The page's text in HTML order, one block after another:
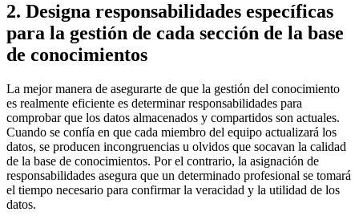
2. Designa responsabilidades específicas
para la gestión de cada sección de la base
de conocimientos
La mejor manera de asegurarte de que la gestión del conocimiento
es realmente eficiente es determinar responsabilidades para
comprobar que los datos almacenados y compartidos son actuales.
Cuando se confía en que cada miembro del equipo actualizará los
datos, se producen incongruencias u olvidos que socavan la calidad
de la base de conocimientos. Por el contrario, la asignación de
responsabilidades asegura que un determinado profesional se tomará
el tiempo necesario para confirmar la veracidad y la utilidad de los
datos.